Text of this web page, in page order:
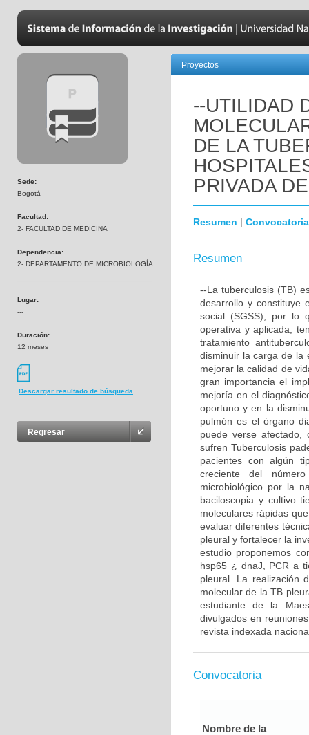
Sede:
Bogotá
Facultad:
2- FACULTAD DE MEDICINA
Dependencia:
2- DEPARTAMENTO DE MICROBIOLOGÍA
Lugar:
---
Duración:
12 meses
Descargar resultado de búsqueda
Regresar
Proyectos
--UTILIDAD
DE LA
PRIVADA
Resumen | Convocatoria
Resumen
--La tuberculosis (TB)
desarrollo y constituye
social (SGSS), por lo
operativa y aplicada,
tratamiento
disminuir la carga de la
mejorar la calidad de
gran importancia el
mejoría en el
oportuno y en la
pulmón es el órgano
puede verse
sufren Tuberculosis
pacientes con algún
creciente del
microbiológico por la
baciloscopia y cultivo
moleculares rápidas
evaluar diferentes
pleural y fortalecer la
estudio proponemos
hsp65 ¿ dnaJ, PCR a
pleural. La realización
molecular de la TB
estudiante de la
divulgados en
revista indexada
Convocatoria
Nombre de la